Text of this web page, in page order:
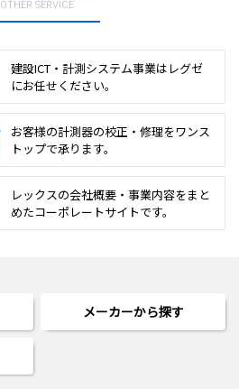
OTHER SERVICE
建設ICT・計測システム事業は レグゼ
にお任せください。
お客様の計測器の校正・修理をワンス
トップで承ります。
レックスの会社概要・事業内容をまと
めたコーポレートサイトです。
メーカーから探す